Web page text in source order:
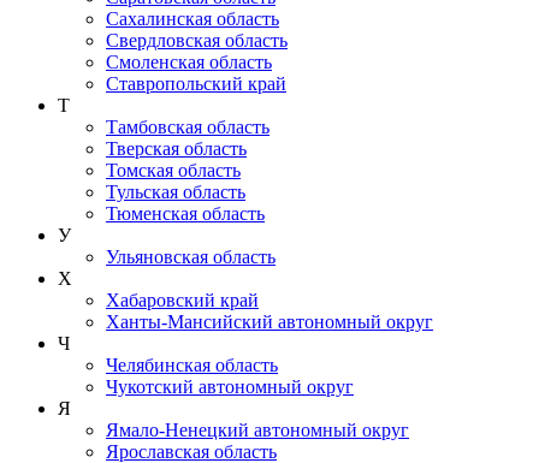
Сахалинская область
Свердловская область
Смоленская область
Ставропольский край
Т
Тамбовская область
Тверская область
Томская область
Тульская область
Тюменская область
У
Ульяновская область
Х
Хабаровский край
Ханты-Мансийский автономный округ
Ч
Челябинская область
Чукотский автономный округ
Я
Ямало-Ненецкий автономный округ
Ярославская область